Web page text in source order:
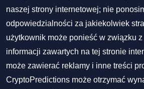
naszej strony internetowej; nie
odpowiedzialności za jakiekolwiek
użytkownik może ponieść w związku
informacji zawartych na tej stronie
może zawierać reklamy i inne treści
CryptoPredictions może otrzymać